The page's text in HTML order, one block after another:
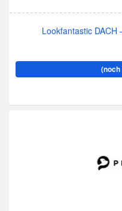
Lookfantastic DACH
(noch